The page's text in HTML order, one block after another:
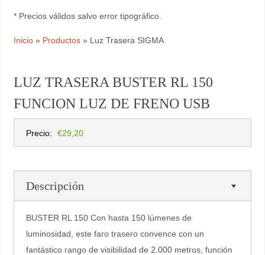
* Precios válidos salvo error tipográfico.
Inicio» Productos» Luz Trasera SIGMA
LUZ TRASERA BUSTER RL 150
FUNCION LUZ DE FRENO USB
Precio: €29,20
Descripción
BUSTER RL 150 Con hasta 150 lúmenes de
luminosidad, este faro trasero convence con un
fantástico rango de visibilidad de 2.000 metros, función